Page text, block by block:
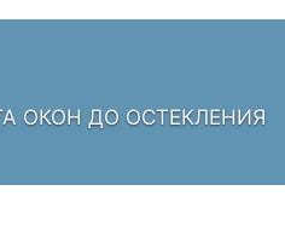
ОКОН ДО ОСТЕКЛЕНИЯ